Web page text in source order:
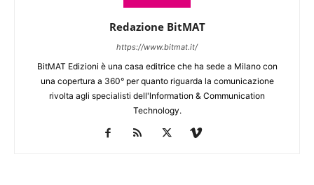
Redazione BitMAT
https://www.bitmat.it/
BitMAT Edizioni è una casa editrice che ha sede a Milano con
una copertura a 360° per quanto riguarda la comunicazione
rivolta agli specialisti dell'lnformation & Communication
Technology.